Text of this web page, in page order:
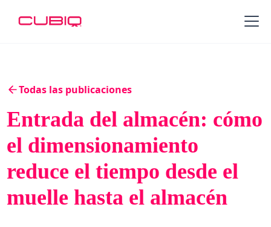
Todas las publicaciones
Entrada del almacén: cómo
el dimensionamiento
reduce el tiempo desde el
muelle hasta el almacén